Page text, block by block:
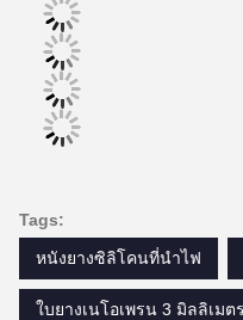
Tags:
หนังยางซิลิโคนที่นําไฟ
ใบยางเนโอเพรน 3 มิลลิเมตร